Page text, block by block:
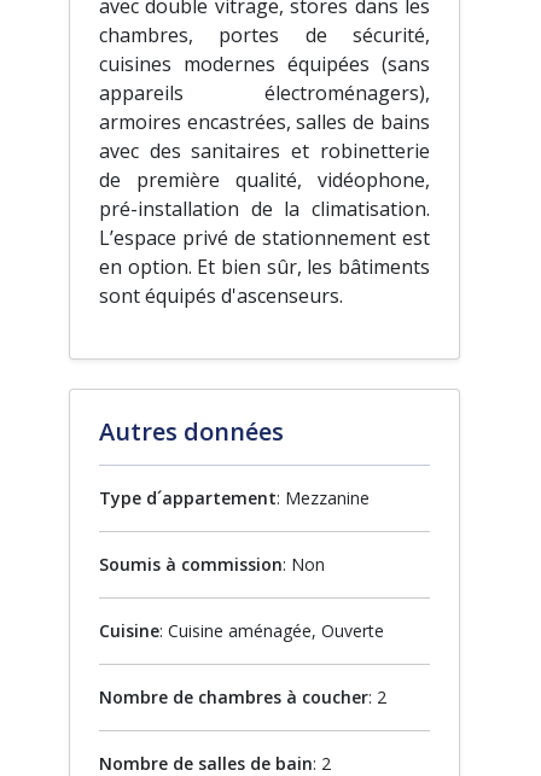
avec double vitrage, stores dans les
chambres, portes de sécurité,
cuisines modernes équipées (sans
appareils électroménagers),
armoires encastrées, salles de bains
avec des sanitaires et robinetterie
de première qualité, vidéophone,
pré-installation de la climatisation.
L’espace privé de stationnement est
en option. Et bien sûr, les bâtiments
sont équipés d'ascenseurs.
Autres données
Type d´appartement: Mezzanine
Soumis à commission: Non
Cuisine: Cuisine aménagée, Ouverte
Nombre de chambres à coucher: 2
Nombre de salles de bain: 2